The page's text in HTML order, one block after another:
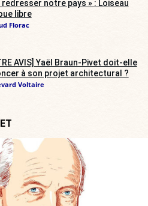
notre pays » : Loiseau
libre
Florac
AVIS] Yaël Braun-Pivet doit-elle
à son projet architectural ?
Voltaire